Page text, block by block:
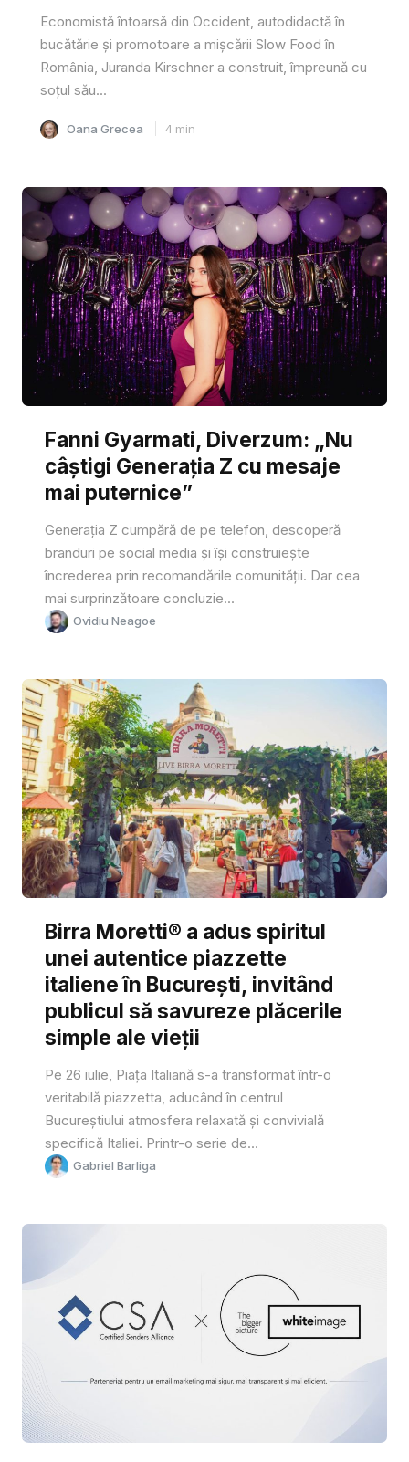
Economistă întoarsă din Occident, autodidactă în
bucătărie și promotoare a mișcării Slow Food în
România, Juranda Kirschner a construit, împreună cu
soțul său...
Oana Grecea 4 min
Fanni Gyarmati, Diverzum: „Nu
câștigi Generația Z cu mesaje
mai puternice”
Generația Z cumpără de pe telefon, descoperă
branduri pe social media și își construiește
încrederea prin recomandările comunității. Dar cea
mai surprinzătoare concluzie...
Ovidiu Neagoe
Birra Moretti® a adus spiritul
unei autentice piazzette
italiene în București, invitând
publicul să savureze plăcerile
simple ale vieții
Pe 26 iulie, Piața Italiană s-a transformat într-o
veritabilă piazzetta, aducând în centrul
Bucureștiului atmosfera relaxată și convivială
specifică Italiei. Printr-o serie de...
Gabriel Barliga